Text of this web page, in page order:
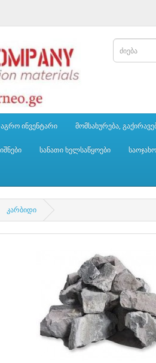
აგრო ინვენტარი მომსახურება,
სანათი ხელსაწყოები
კარბიდი